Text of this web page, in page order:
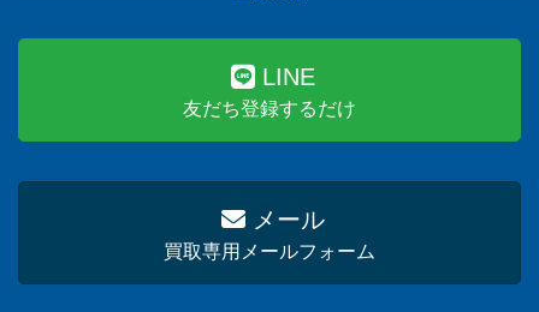
LINE
友だち登録するだけ
メール
買取専用メールフォーム